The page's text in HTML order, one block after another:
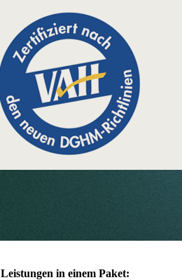
in einem Paket: